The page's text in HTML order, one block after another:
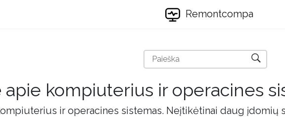
Remontcompa
apie kompiuterius ir operacines
ir operacines sistemas. Neįtikėtinai daug įdomių